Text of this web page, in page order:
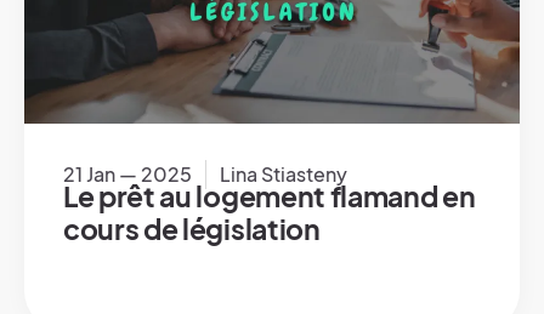
21 Jan — 2025 Lina Stiasteny
Le prêt au logement flamand en
cours de législation